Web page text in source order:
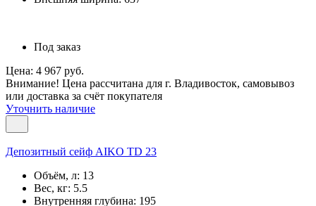
Под заказ
Цена: 4 967 руб.
Внимание! Цена рассчитана для г. Владивосток, самовывоз
или доставка за счёт покупателя
Уточнить наличие
Депозитный сейф AIKO TD 23
Объём, л: 13
Вес, кг: 5.5
Внутренняя глубина: 195